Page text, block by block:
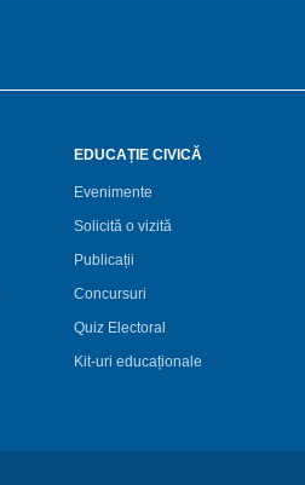
EDUCAȚIE CIVICĂ
Evenimente
Solicită o vizită
Publicații
Concursuri
Quiz Electoral
Kit-uri educaționale